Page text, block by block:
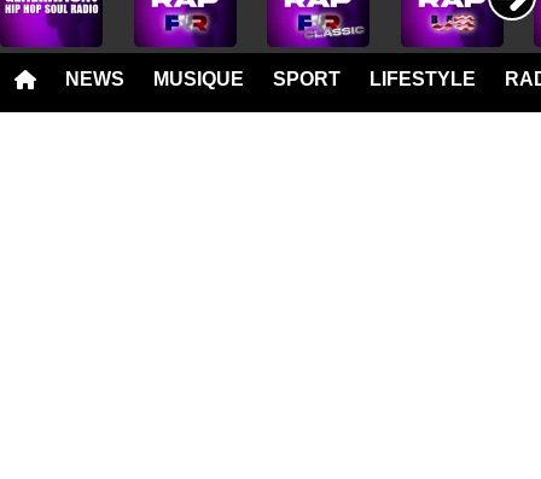
NEWS MUSIQUE SPORT LIFESTYLE